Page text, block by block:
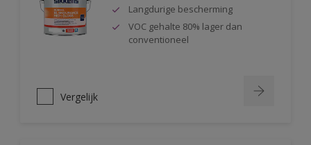
Langdurige bescherming
VOC gehalte 80% lager dan
conventioneel
Vergelijk